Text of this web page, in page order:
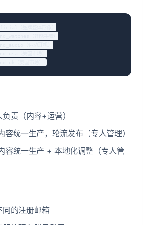
责（内容+运营）
容统一生产，轮流发布（专人管理）
容统一生产 + 本地化调整（专人管
同的注册邮箱